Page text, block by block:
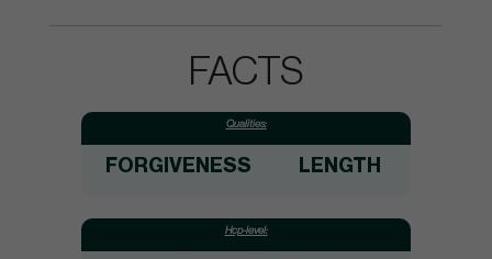
FACTS
Qualities:
FORGIVENESS LENGTH
Hcp-level: